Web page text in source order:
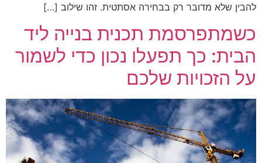
להבין שלא מדובר רק בבחירה אסתטית. זהו שילוב […]
כשמתפרסמת תכנית בנייה ליד
הבית: כך תפעלו נכון כדי לשמור
על הזכויות שלכם